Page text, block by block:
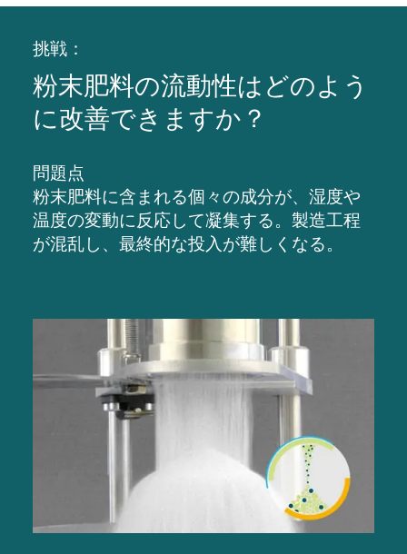
挑戦：
粉末肥料の流動性はどのよう
に改善できますか？
問題点
粉末肥料に含まれる個々の成分が、湿度や
温度の変動に反応して凝集する。 製造工程
が混乱し、最終的な投入が難しくなる。